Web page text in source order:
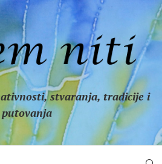
stvaranja, tradicije i
putovanja